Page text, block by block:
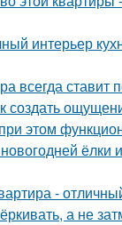
интерьер
всегда ставит
создать
этом
ёлки
-
а не